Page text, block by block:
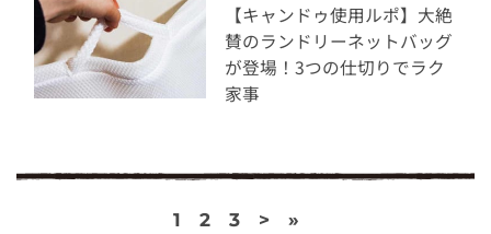
【キャンドゥ使用ルポ】大絶
賛のランドリーネットバッグ
が登場！3つの仕切りでラク
家事
1 2 3 > »